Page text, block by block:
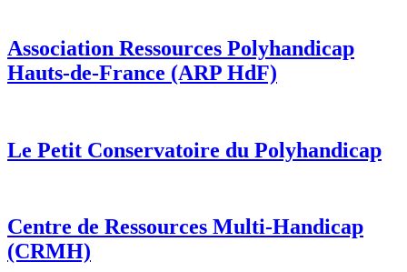
Association Ressources Polyhandicap
Hauts-de-France (ARP HdF)
Le Petit Conservatoire du Polyhandicap
Centre de Ressources Multi-Handicap
(CRMH)